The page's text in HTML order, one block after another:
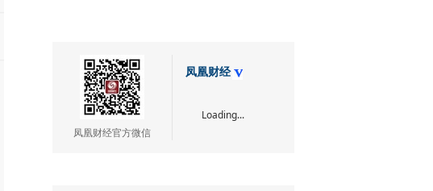
凤凰财经官方微信
凤凰财经
Loading...